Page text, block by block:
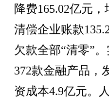
降费165.02亿元
清偿企业账款
欠款全部“清零”
372款金融产品，
资成本4.9亿元。